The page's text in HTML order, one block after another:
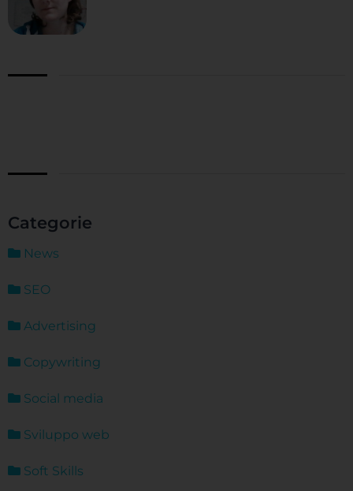
Categorie
News
SEO
Advertising
Copywriting
Social media
Sviluppo web
Soft Skills